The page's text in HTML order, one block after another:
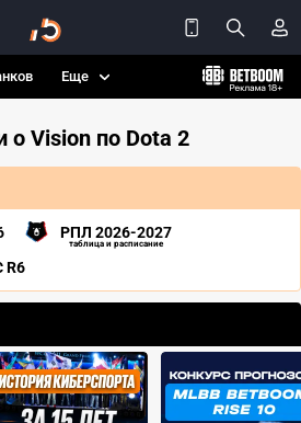
Еще
о Vision по Dota 2
РПЛ 2026-2027
таблица и расписание
R6